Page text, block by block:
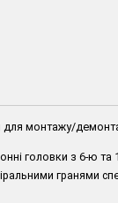
монтажу/
головки з 6-ю та
гранями